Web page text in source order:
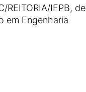
REITORIA/IFPB, de
em Engenharia